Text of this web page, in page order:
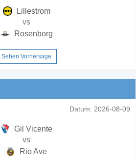
Lillestrom
vs
Rosenborg
Sehen Vorhersage
Datum: 2026-08-09
Gil Vicente
vs
Rio Ave